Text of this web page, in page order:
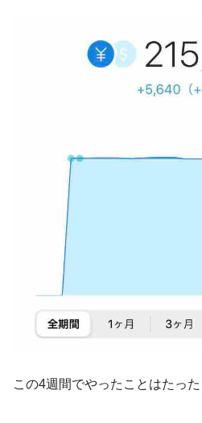
この4週間でやったことはたった